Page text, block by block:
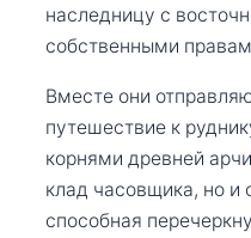
наследницу с
собственными
Вместе они
путешествие к
корнями древней
клад часовщика, но и
способная